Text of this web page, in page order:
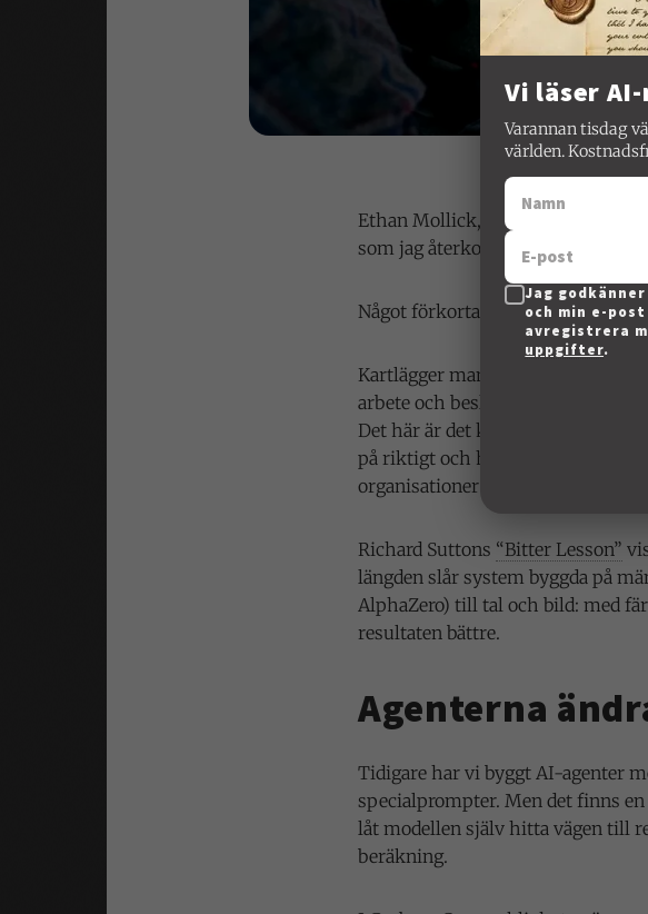
Ethan Mollick, forskare vid
som jag återkommit till i tankarna
Något förkortat och kryddat med
Kartlägger man verkliga
arbete och beslut som fattas när
Det här är det klassiska
på riktigt och hans
organisationer är mycket mer
Richard Suttons “Bitter Lesson”
längden slår system byggda på
AlphaZero) till tal och bild: med
resultaten bättre.
Agenterna
Tidigare har vi byggt AI-agenter
specialprompter. Men det finns
låt modellen själv hitta vägen till
beräkning.
Vi läser
Varannan tisdag
världen.
Jag
och min e-
avregistrera
uppgifter.